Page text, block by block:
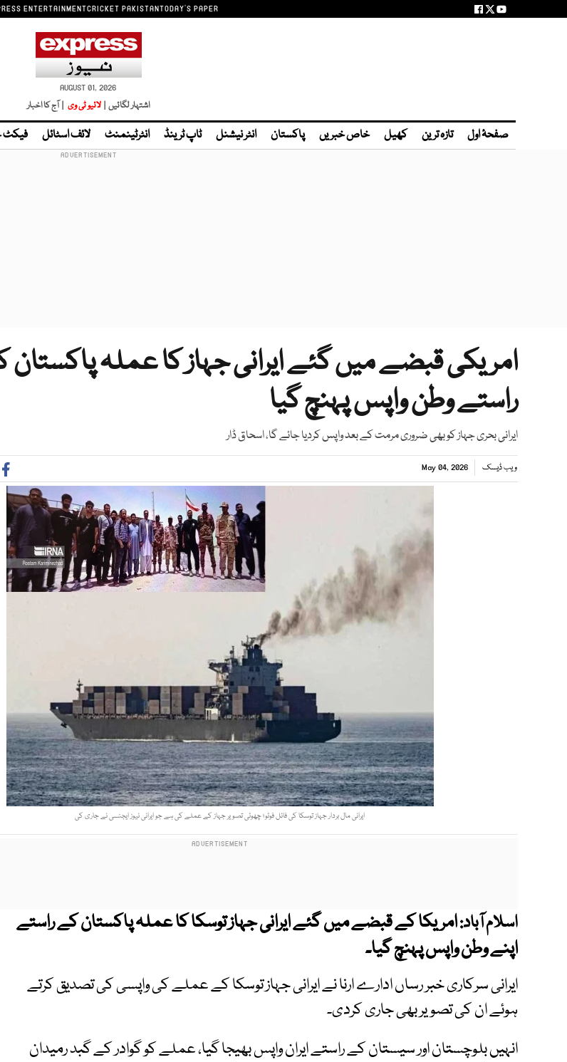
ENTERTAINMENTCRICKET PAKISTANTODAY'S PAPER
AUGUST 01, 2026
اشتہار لگائیں | لائیو ٹی وی | آج کا اخبار
صفحۂ اول تازہ ترین کھیل خاص خبریں پاکستان انٹر نیشنل ٹاپ ٹرینڈ انٹرٹینمنٹ لائف اسٹائل
امریکی قبضے میں گئے ایرانی جہاز کا عملہ
راستے وطن واپس پہنچ گیا
ایرانی بحری جہاز کو بھی ضروری مرمت کے بعد واپس کردیا جائے گا، اسحاق ڈار
ویب ڈیسک May 04, 2026
ایرانی مال بردار جہاز توسکا کی فائل فوٹو؛ چھوٹی تصویر جہاز کے عملے کی ہے جو ایرانی نیوز ایجنسی نے جاری کی
اسلام آباد:امریکا کے قبضے میں گئے ایرانی جہاز توسکا کا عملہ پاکستان کے راستے
اپنے وطن واپس پہنچ گیا۔
ایرانی سرکاری خبر رساں ادارے ارنا نے ایرانی جہاز توسکا کے عملے کی واپسی کی تصدیق کرتے
ہوئے ان کی تصویر بھی جاری کردی۔
انہیں بلوچستان اور سیستان کے راستے ایران واپس بھیجا گیا، عملے کو گوادر کے گبد رمیدان